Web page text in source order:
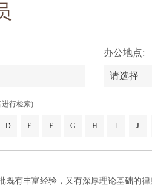
办公地点:
请选择
行检索)
D E F G H J
有丰富经验，又有深厚理论基础的律